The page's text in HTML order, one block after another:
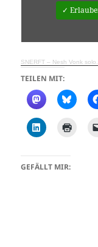
✓
SNERFT – Nesh Vonk
TEILEN MIT:
GEFÄLLT MIR: